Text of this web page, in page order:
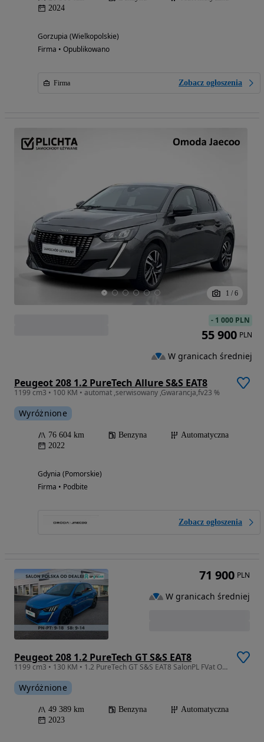
2024
Gorzupia (Wielkopolskie)
Firma • Opublikowano
Firma Zobacz ogłoszenia
1 / 6
Peugeot 208 1.2 PureTech Allure S&S EAT8
1199 cm3 • 100 KM • automat ,serwisowany ,Gwarancja,fv23 %
Wyróżnione
76 604 km Benzyna
Automatyczna
2022
Gdynia (Pomorskie)
Firma • Podbite
Zobacz ogłoszenia
- 1 000 PLN
55 900 PLN
W granicach średniej
Peugeot 208 1.2 PureTech GT S&S EAT8
1199 cm3 • 130 KM • 1.2 PureTech GT S&S EAT8 SalonPL FVat Od Ręki Zadbany ASO Gwarancja
Wyróżnione
49 389 km Benzyna
Automatyczna
2023
71 900 PLN
W granicach średniej